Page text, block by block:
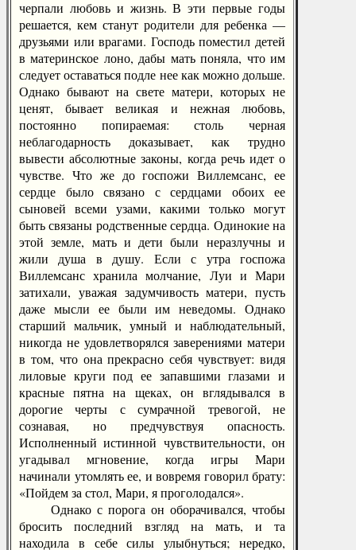
черпали любовь и жизнь. В эти первые годы
решается, кем станут родители для ребенка —
друзьями или врагами. Господь поместил детей
в материнское лоно, дабы мать поняла, что им
следует оставаться подле нее как можно дольше.
Однако бывают на свете матери, которых не
ценят, бывает великая и нежная любовь,
постоянно попираемая: столь черная
неблагодарность доказывает, как трудно
вывести абсолютные законы, когда речь идет о
чувстве. Что же до госпожи Виллемсанс, ее
сердце было связано с сердцами обоих ее
сыновей всеми узами, какими только могут
быть связаны родственные сердца. Одинокие на
этой земле, мать и дети были неразлучны и
жили душа в душу. Если с утра госпожа
Виллемсанс хранила молчание, Луи и Мари
затихали, уважая задумчивость матери, пусть
даже мысли ее были им неведомы. Однако
старший мальчик, умный и наблюдательный,
никогда не удовлетворялся заверениями матери
в том, что она прекрасно себя чувствует: видя
лиловые круги под ее запавшими глазами и
красные пятна на щеках, он вглядывался в
дорогие черты с сумрачной тревогой, не
сознавая, но предчувствуя опасность.
Исполненный истинной чувствительности, он
угадывал мгновение, когда игры Мари
начинали утомлять ее, и вовремя говорил брату:
«Пойдем за стол, Мари, я проголодался».
Однако с порога он оборачивался, чтобы
бросить последний взгляд на мать, и та
находила в себе силы улыбнуться; нередко,